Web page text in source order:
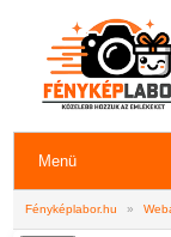
Menü
Fényképlabor.hu »